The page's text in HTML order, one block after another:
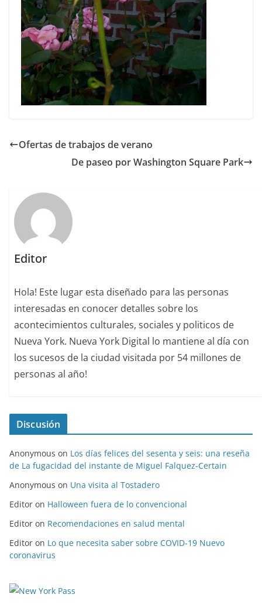
Ofertas de trabajos de verano
De paseo por Washington Square Park
Editor
Hola! Este lugar esta diseñado para las personas
interesadas en conocer detalles sobre los
acontecimientos culturales, sociales y politicos de
Nueva York. Nueva York Digital lo mantiene al día con
los sucesos de la ciudad visitada por 54 millones de
personas al año!
Discusión
Anonymous on Los días felices del sesenta y seis: una reseña
de La fugacidad del instante de Miguel Falquez-Certain
Anonymous on Una visita al Tostadero
Editor on Halloween fuera de lo convencional
Editor on Recomendaciones en salud mental
Editor on Lo que necesita saber sobre COVID-19 Nuevo
coronavirus